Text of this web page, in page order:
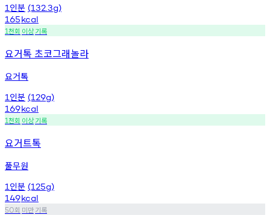
1 인분 (132.3g)
165kcal
1천회 이상기록
요거톡 초코그래놀라
요거톡
1 인분 (129g)
169kcal
1천회 이상기록
요거트톡
풀무원
1 인분 (125g)
149kcal
50회 미만기록